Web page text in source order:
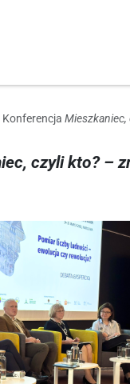
Konferencja Mieszkaniec,
czyli kto? –